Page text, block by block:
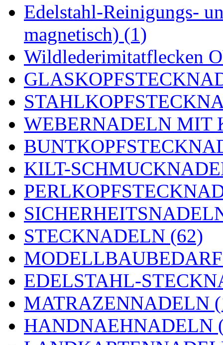
Edelstahl-Reinigungs-
magnetisch) (1)
Wildlederimitatflecken
WEBERNADELN MIT
KILT-
STECKNADELN (62)
EDELSTAHL-
MATRAZENNADELN
HANDNAEHNADELN